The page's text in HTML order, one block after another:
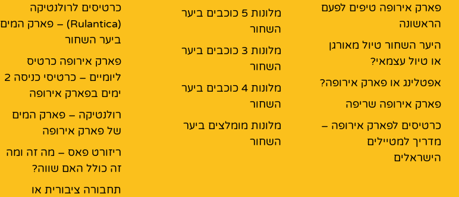
פארק אירופה טיפים לפעם
הראשונה
היער השחור טיול מאורגן
או טיול עצמאי?
אפטלינג או פארק אירופה?
פארק אירופה שריפה
כרטיסים לפארק אירופה –
מדריך למטיילים
הישראלים
מלונות 5 כוכבים ביער
השחור
מלונות 3 כוכבים ביער
השחור
מלונות 4 כוכבים ביער
השחור
מלונות מומלצים ביער
השחור
כרטיסים לרולנטיקה
(Rulantica) – פארק המים
ביער השחור
פארק אירופה כרטיס
ליומיים – כרטיסי כניסה 2
ימים בפארק אירופה
רולנטיקה – פארק המים
של פארק אירופה
ריזורט פאס – מה זה ומה
זה כולל האם שווה?
תחבורה ציבורית או